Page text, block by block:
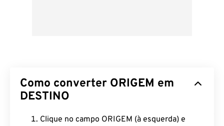
Como converter ORIGEM em
DESTINO
Clique no campo ORIGEM (à esquerda) e